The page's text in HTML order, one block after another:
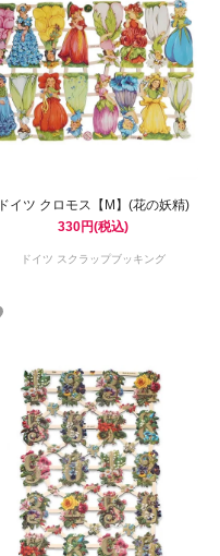
ドイツ クロモス【M】(花の妖精)
330円(税込)
ドイツ スクラップブッキング